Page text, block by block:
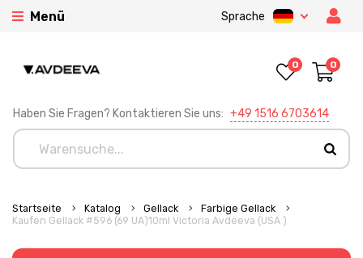
Menü Sprache
Haben Sie Fragen? Kontaktieren Sie uns: +49 1516 6703614
0 0
Startseite Katalog Gellack
Farbige Gellack
Kaufen Gellack #596 (69 UA)10ml Victoria Avdeeva (USA )